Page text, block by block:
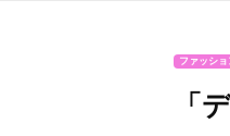
ファッショ
「